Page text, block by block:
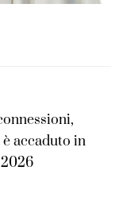
accaduto in